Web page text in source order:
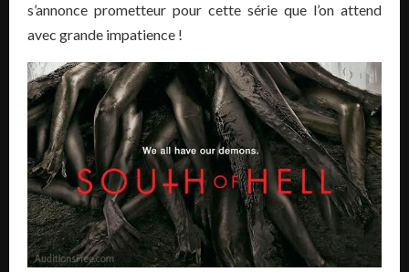
s’annonce prometteur pour cette série que l’on attend
avec grande impatience !